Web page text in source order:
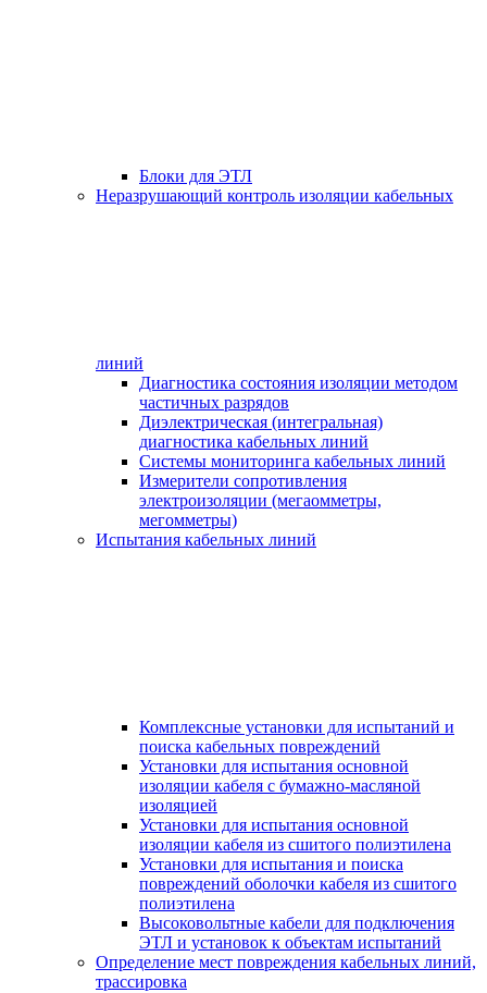
Блоки для ЭТЛ
Неразрушающий контроль изоляции кабельных
линий
Диагностика состояния изоляции методом
частичных разрядов
Диэлектрическая (интегральная)
диагностика кабельных линий
Системы мониторинга кабельных линий
Измерители сопротивления
электроизоляции (мегаомметры,
мегомметры)
Испытания кабельных линий
Комплексные установки для испытаний и
поиска кабельных повреждений
Установки для испытания основной
изоляции кабеля с бумажно-масляной
изоляцией
Установки для испытания основной
изоляции кабеля из сшитого полиэтилена
Установки для испытания и поиска
повреждений оболочки кабеля из сшитого
полиэтилена
Высоковольтные кабели для подключения
ЭТЛ и установок к объектам испытаний
Определение мест повреждения кабельных линий,
трассировка